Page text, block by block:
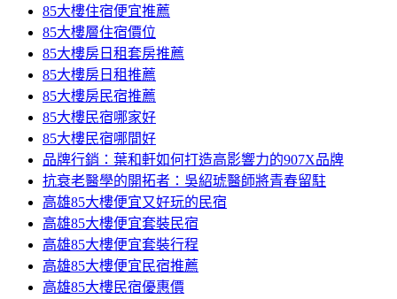
內
容
區
85大樓住宿便宜推薦
85大樓層住宿價位
85大樓房日租套房推薦
85大樓房日租推薦
85大樓房民宿推薦
85大樓民宿哪家好
85大樓民宿哪間好
品牌行銷：葉和軒如何打造高影響力的907X品牌
抗衰老醫學的開拓者：吳紹琥醫師將青春留駐
高雄85大樓便宜又好玩的民宿
高雄85大樓便宜套裝民宿
高雄85大樓便宜套裝行程
高雄85大樓便宜民宿推薦
高雄85大樓民宿優惠價